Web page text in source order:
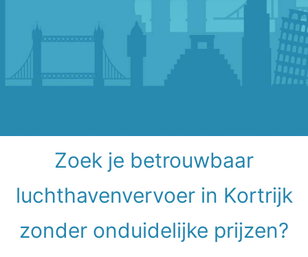
Zoek je betrouwbaar
luchthavenvervoer in Kortrijk
zonder onduidelijke prijzen?